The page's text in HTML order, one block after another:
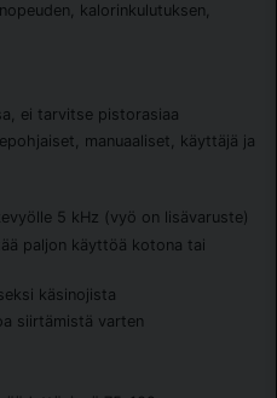
kalorinkulutuksen,
ei tarvitse pistorasiaa
manuaaliset, käyttäjä ja
5 kHz (vyö on lisävaruste)
paljon käyttöä kotona tai
käsinojista
siirtämistä varten